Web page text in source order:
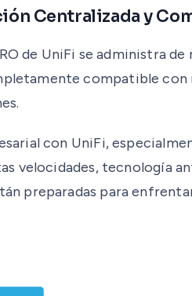
Centralizada y
de UniFi se administra
compatible con
con UniFi,
velocidades, tecnología
preparadas para